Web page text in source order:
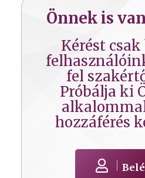
Önnek is
Kérést
fel
Próbálja ki
hozzáférés